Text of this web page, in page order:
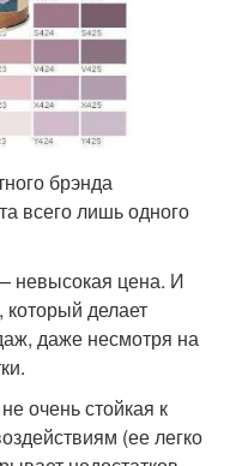
брэнда
всего лишь одного
невысокая цена. И
делает
даже несмотря на
очень стойкая к
(ее легко